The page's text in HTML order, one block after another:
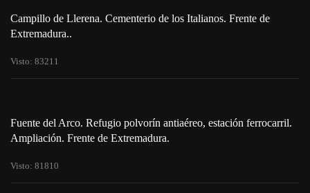
Campillo de Llerena. Cementerio de los Italianos. Frente de
Extremadura..
Visto: 83211
Fuente del Arco. Refugio polvorín antiaéreo, estación ferrocarril.
Ampliación. Frente de Extremadura.
Visto: 81810